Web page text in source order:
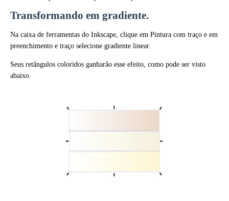
Transformando em gradiente.
Na caixa de ferramentas do Inkscape, clique em Pintura com traço e em
preenchimento e traço selecione gradiente linear.
Seus retângulos coloridos ganharão esse efeito, como pode ser visto
abaixo.